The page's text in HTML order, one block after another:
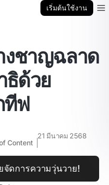
เริ่มต้นใช้งาน
งชาญฉลาด
ธิด้วย
ทีฟ
Content
21 มีนาคม 2568
จัดการความวุ่นวาย!